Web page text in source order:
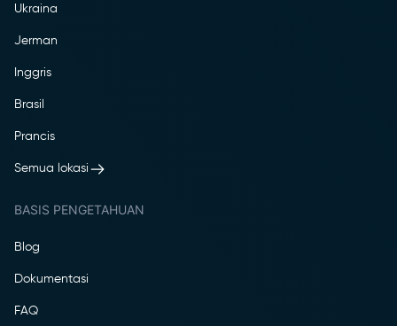
Ukraina
Jerman
Inggris
Brasil
Prancis
Semua lokasi
BASIS PENGETAHUAN
Blog
Dokumentasi
FAQ